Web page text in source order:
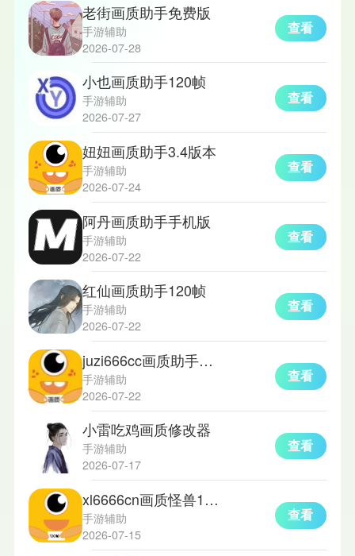
老街画质助手免费版
手游辅助
2026-07-28
查看
小也画质助手120帧
手游辅助
2026-07-27
查看
妞妞画质助手3.4版本
手游辅助
2026-07-24
查看
阿丹画质助手手机版
手游辅助
2026-07-22
查看
红仙画质助手120帧
手游辅助
2026-07-22
查看
juzi666cc画质助手超高清
手游辅助
2026-07-22
查看
小雷吃鸡画质修改器
手游辅助
2026-07-17
查看
xl6666cn画质怪兽120帧
手游辅助
2026-07-15
查看